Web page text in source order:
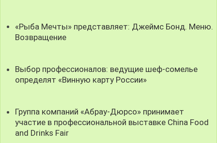
«Рыба Мечты» представляет: Джеймс Бонд. Меню.
Возвращение
Выбор профессионалов: ведущие шеф-сомелье
определят «Винную карту России»
Группа компаний «Абрау-Дюрсо» принимает
участие в профессиональной выставке China Food
and Drinks Fair